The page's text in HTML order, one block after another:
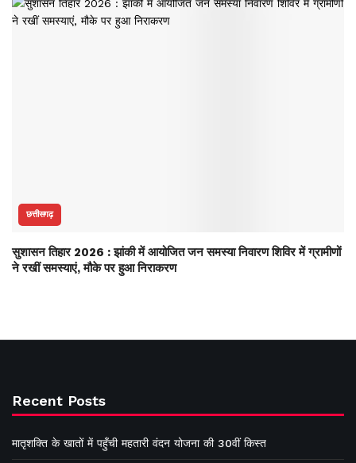
छत्तीसगढ़
सुशासन तिहार 2026 : झांकी में आयोजित जन समस्या निवारण शिविर में ग्रामीणों
ने रखीं समस्याएं, मौके पर हुआ निराकरण
Recent Posts
मातृशक्ति के खातों में पहुँची महतारी वंदन योजना की 30वीं किस्त